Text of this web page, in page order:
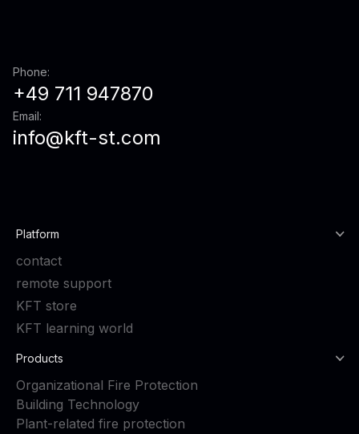
Phone:
+49 711 947870
Email:
info@kft-st.com
Platform
contact
remote support
KFT store
KFT learning world
Products
Organizational Fire Protection
Building Technology
Plant-related fire protection